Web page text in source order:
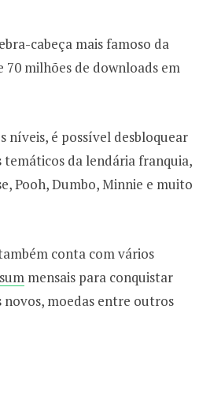
cabeça mais famoso da
70 milhões de downloads em
níveis, é possível desbloquear
temáticos da lendária franquia,
Pooh, Dumbo, Minnie e muito
conta com vários
mensais para conquistar
novos, moedas entre outros